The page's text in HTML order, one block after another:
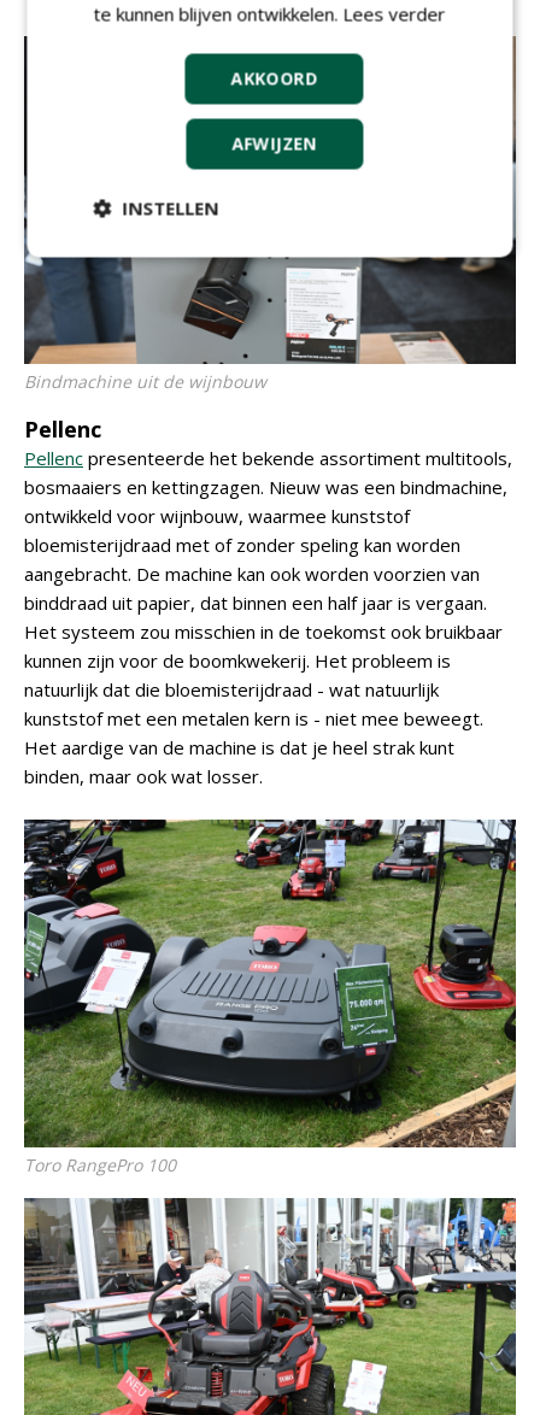
Bindmachine uit de wijnbouw
Pellenc
Pellenc presenteerde het bekende assortiment multitools,
bosmaaiers en kettingzagen. Nieuw was een bindmachine,
ontwikkeld voor wijnbouw, waarmee kunststof
bloemisterijdraad met of zonder speling kan worden
aangebracht. De machine kan ook worden voorzien van
binddraad uit papier, dat binnen een half jaar is vergaan.
Het systeem zou misschien in de toekomst ook bruikbaar
kunnen zijn voor de boomkwekerij. Het probleem is
natuurlijk dat die bloemisterijdraad - wat natuurlijk
kunststof met een metalen kern is - niet mee beweegt.
Het aardige van de machine is dat je heel strak kunt
binden, maar ook wat losser.
Toro RangePro 100
te kunnen blijven ontwikkelen. Lees verder
AKKOORD
AFWIJZEN
INSTELLEN